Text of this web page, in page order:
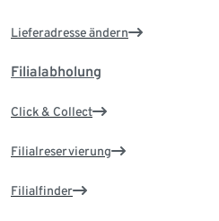
Lieferadresse ändern
Filialabholung
Click & Collect
Filialreservierung
Filialfinder